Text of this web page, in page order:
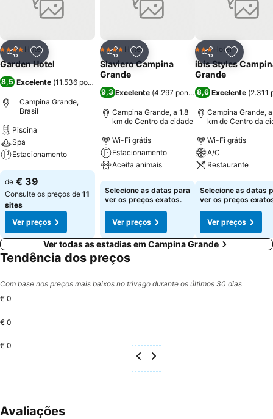
almoço e jantar. Drinques são apreciados no bar. O Aeroporto
Presidente João Suassuna e o Museu de Arte Popular da Paraíba
menos de cinco quilômetros.
PartilharAdicionar aos favoritos
4 EstrelasHotel
Garden Hotel
8,5 Excelente (11.536 pontuações
Campina Grande,
Brasil
Piscina
Spa
Estacionamento
Ver preços
de € 39
Consulte os preços de 11
sites
Ver preços
PartilharAdicionar aos favoritos
4 EstrelasHotel
Slaviero Campina
Grande
9,3 Excelente (4.297 pontuações)
Campina Grande, a 1.8
km de Centro da cidade
Wi-Fi grátis
Estacionamento
Aceita animais
Ver preços
Selecione as datas para
ver os preços exatos.
Ver preços
Partilhar
3 Estrelas
Hotel
ibis Styles
Grande
8,6 Excelente (2.311
Campina Grande, a
km de Centro da
Wi-Fi grátis
A/C
Restaurante
Ver preços
Selecione as datas
ver os preços
Ver preços
Ver todas as estadias em Campina Grande
Tendência dos preços
Com base nos preços mais baixos no trivago durante os últimos 30 dias
€ 0
€ 0
€ 0
Avaliações